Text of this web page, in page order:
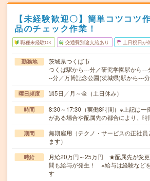
【未経験歓迎〇】簡単コツコツ
品のチェック作業！
職種未経験OK 交通費別途支給あり 土日祝日が
勤務地
茨城県つくば市
つくば駅から---分／研究学園駅から
--分／万博記念公園(茨城県)駅から---
曜日頻度 週5日／月～金（土日休み）
時間
8:30～17:30（実働8時間）※上記は一
がある場合や配属先の都合により、
期間
無期雇用（テクノ・サービスの正社員
ます）
時給
月給20万円～25万円 ★配属先が変更
間も給与が発生！ ※給与は経験など
す